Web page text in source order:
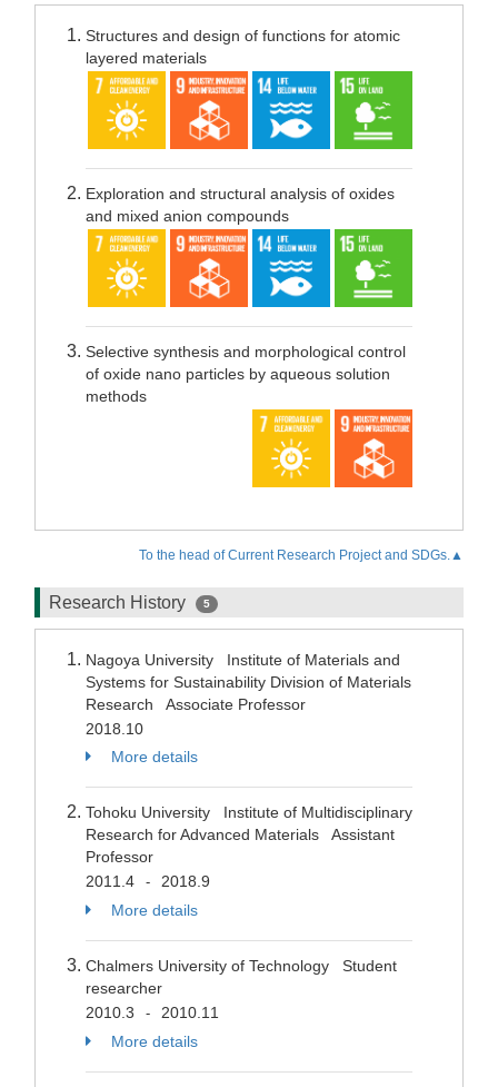
Structures and design of functions for atomic
layered materials
Exploration and structural analysis of oxides
and mixed anion compounds
Selective synthesis and morphological control
of oxide nano particles by aqueous solution
methods
To the head of Current Research Project and SDGs.▲
Research History 5
Nagoya University Institute of Materials and
Systems for Sustainability Division of Materials
Research Associate Professor
2018.10
More details
Tohoku University Institute of Multidisciplinary
Research for Advanced Materials Assistant
Professor
2011.4
-
2018.9
More details
Chalmers University of Technology Student
researcher
2010.3
-
2010.11
More details